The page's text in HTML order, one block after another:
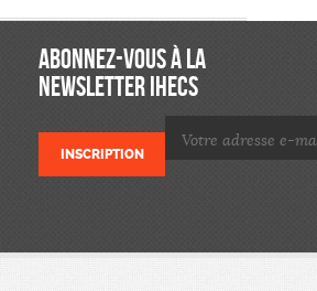
ABONNEZ-VOUS À LA
NEWSLETTER IHECS